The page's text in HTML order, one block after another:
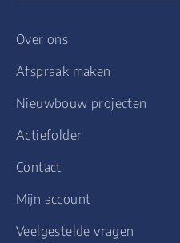
Over ons
Afspraak maken
Nieuwbouw projecten
Actiefolder
Contact
Mijn account
Veelgestelde vragen